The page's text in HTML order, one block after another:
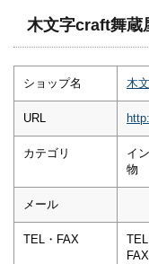
木文字craft舞蔵
ショップ名 木
URL
カテゴリ
イ
物
メール
TEL・FAX